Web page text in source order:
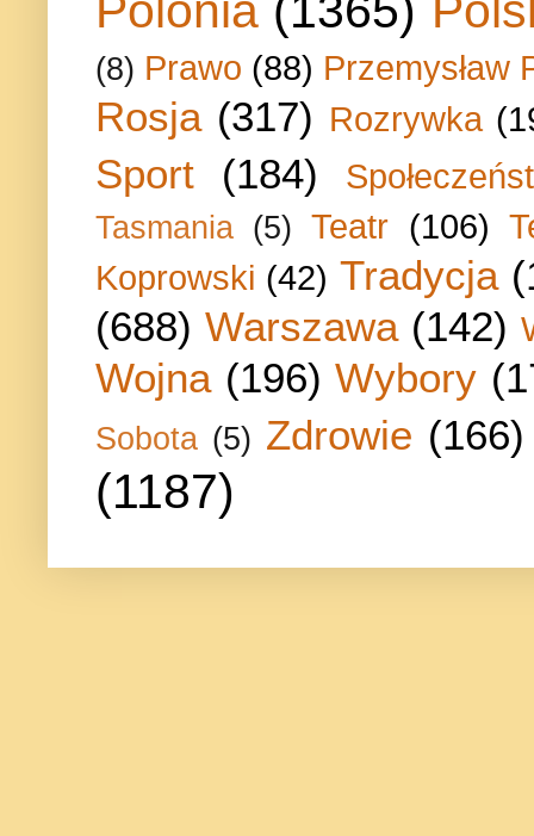
(8) Prawo (88) Przemysław
Rosja (317) Rozrywka
Sport (184)
Tasmania (5) Teatr (106)
Koprowski (42) Tradycja
(688) Warszawa (142)
Wojna (196) Wybory
Sobota (5) Zdrowie (166)
(1187)